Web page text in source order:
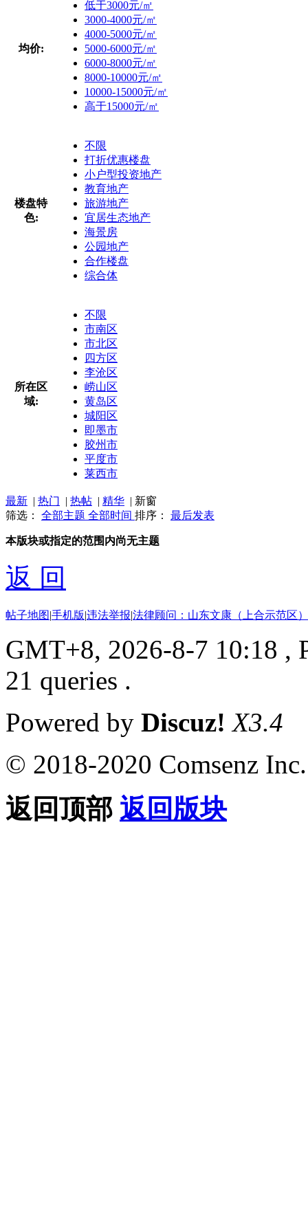
均价:
低于3000元/㎡
3000-4000元/㎡
4000-5000元/㎡
5000-6000元/㎡
6000-8000元/㎡
8000-10000元/㎡
10000-15000元/㎡
高于15000元/㎡
楼盘特
色:
不限
打折优惠楼盘
小户型投资地产
教育地产
旅游地产
宜居生态地产
海景房
公园地产
合作楼盘
综合体
所在区
域:
不限
市南区
市北区
四方区
李沧区
崂山区
黄岛区
城阳区
即墨市
胶州市
平度市
莱西市
最新 | 热门 | 热帖 | 精华 | 新窗
筛选： 全部主题 全部时间 排序： 最后发表
本版块或指定的范围内尚无主题
返 回
帖子地图|手机版|违法举报|法律顾问：山东文康（上合示范区
GMT+8, 2026-8-7 10:18 ,
21 queries .
Powered by Discuz! X3.4
© 2018-2020 Comsenz Inc.
返回顶部 返回版块